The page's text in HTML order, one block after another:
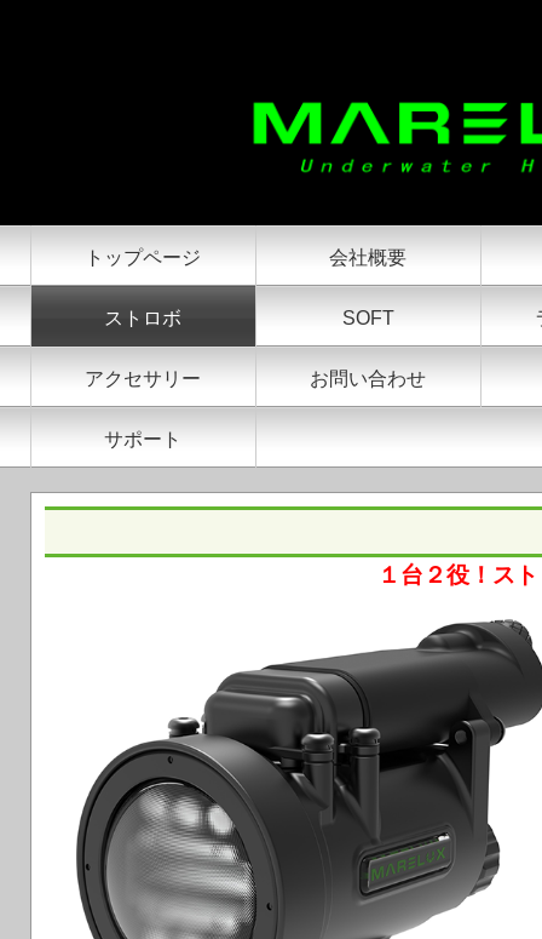
トップページ 会社概要
ストロボ SOFT
アクセサリー お問い合わせ
サポート
１台２役！ス